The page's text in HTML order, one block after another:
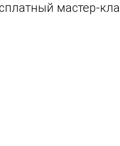
мастер-